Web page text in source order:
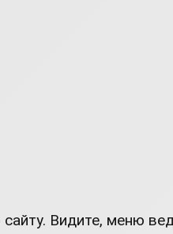
сайту. Видите, меню